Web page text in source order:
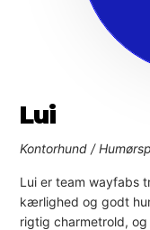
Lui
Kontorhund /
Lui er team wayfabs
kærlighed og godt
rigtig charmetrold,